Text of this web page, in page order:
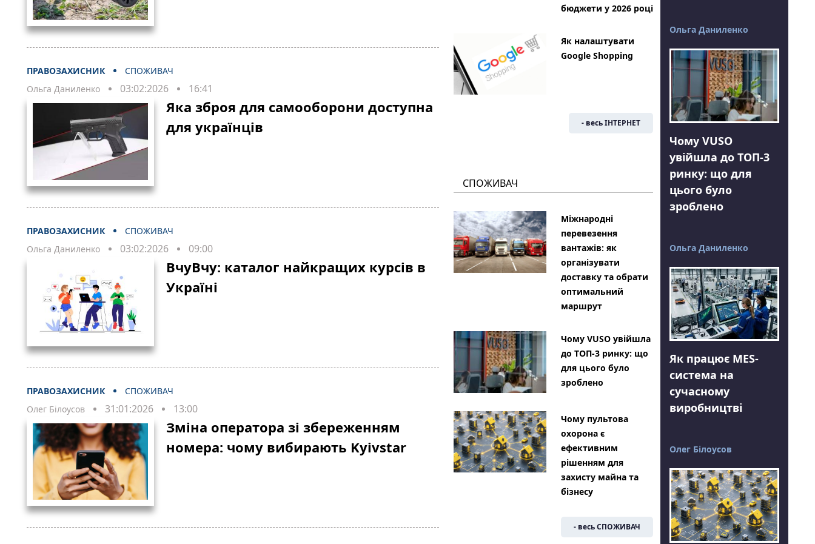
ПРАВОЗАХИСНИК
СПОЖИВАЧ
Ольга Даниленко
03:02:2026 16:41
Яка зброя для самооборони доступна
для українців
ПРАВОЗАХИСНИК
СПОЖИВАЧ
Ольга Даниленко
03:02:2026 09:00
ВчуВчу: каталог найкращих курсів в
Україні
ПРАВОЗАХИСНИК
СПОЖИВАЧ
Олег Білоусов
31:01:2026 13:00
Зміна оператора зі збереженням
номера: чому вибирають Kyivstar
бюджети у 2026 році
Як налаштувати
Google Shopping
- весь ІНТЕРНЕТ
СПОЖИВАЧ
Міжнародні
перевезення
вантажів: як
організувати
доставку та обрати
оптимальний
маршрут
Чому VUSO увійшла
до ТОП-3 ринку: що
для цього було
зроблено
Чому пультова
охорона є
ефективним
рішенням для
захисту майна та
бізнесу
- весь СПОЖИВАЧ
Ольга Даниленко
Чому VUSO
увійшла до ТОП-3
ринку: що для
цього було
зроблено
Ольга Даниленко
Як працює MES-
система на
сучасному
виробництві
Олег Білоусов